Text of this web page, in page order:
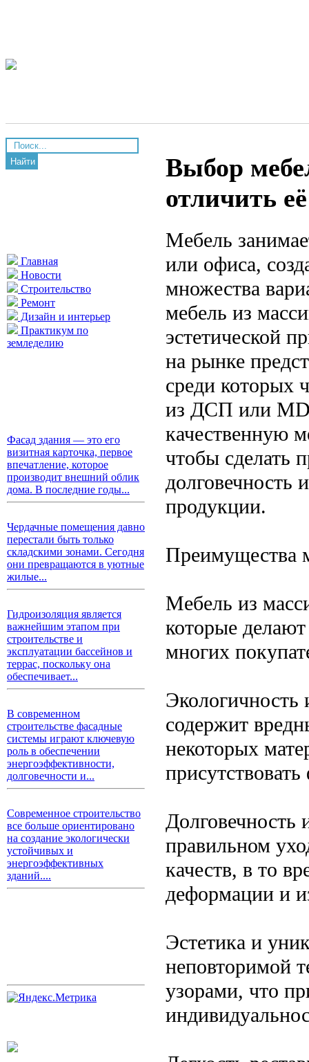
Найти
Главная
Новости
Строительство
Ремонт
Дизайн и интерьер
Практикум по
земледелию
Фасад здания — это его
визитная карточка, первое
впечатление, которое
производит внешний облик
дома. В последние годы...
Чердачные помещения давно
перестали быть только
складскими зонами. Сегодня
они превращаются в уютные
жилые...
Гидроизоляция является
важнейшим этапом при
строительстве и
эксплуатации бассейнов и
террас, поскольку она
обеспечивает...
В современном
строительстве фасадные
системы играют ключевую
роль в обеспечении
энергоэффективности,
долговечности и...
Современное строительство
все больше ориентировано
на создание экологически
устойчивых и
энергоэффективных
зданий....
Выбор
отличить
Мебель
или офиса,
множества
мебель из
эстетической
на рынке
среди которых
из ДСП или
качественную
чтобы сделать
долговечность
продукции.
Преимущества
Мебель из
которые
многих
Экологичность
содержит
некоторых
Долговечность
правильном
качеств, в то
деформации и
Эстетика и
неповторимой
узорами, что